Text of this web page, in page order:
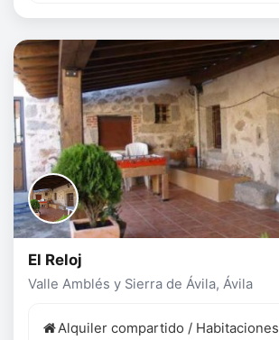
El Reloj
Valle Amblés y Sierra de Ávila, Ávila
Alquiler compartido / Habitaciones